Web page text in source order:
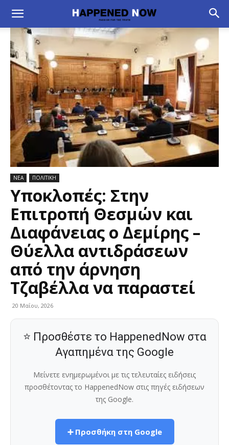
ΝΕΑ ΠΟΛΙΤΙΚΗ
Υποκλοπές: Στην
Επιτροπή Θεσμών και
Διαφάνειας ο Δεμίρης –
Θύελλα αντιδράσεων
από την άρνηση
Τζαβέλλα να παραστεί
20 Μαΐου, 2026
⭐ Προσθέστε το HappenedNow στα
Αγαπημένα της Google
Μείνετε ενημερωμένοι με τις τελευταίες ειδήσεις
προσθέτοντας το HappenedNow στις πηγές ειδήσεων
της Google.
➕ Προσθήκη στη Google